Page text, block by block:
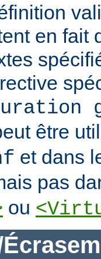
en fait
être
et dans
pas
ou